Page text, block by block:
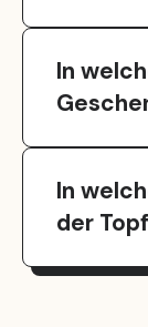
Die
In
Wir
In
der
Sie